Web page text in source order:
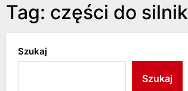
Tag: części do
Szukaj
Szukaj